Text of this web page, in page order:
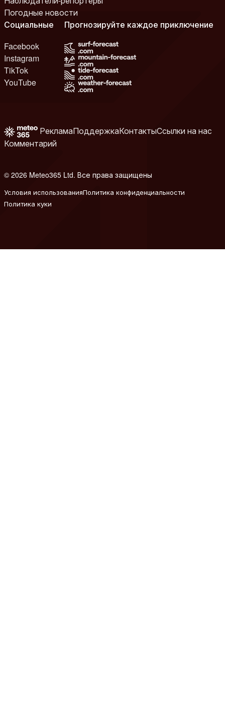
Погодные новости
Социальные
Facebook
Instagram
TikTok
YouTube
Прогнозируйте каждое приключение
РекламаПоддержкаКонтактыСсылки на нас
Комментарий
© 2026 Meteo365 Ltd. Все права защищены
Условия использованияПолитика конфиденциальности
Политика куки